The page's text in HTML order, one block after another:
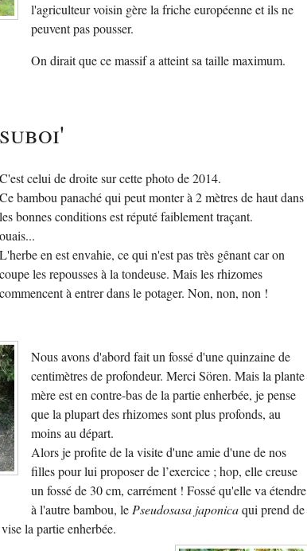
l'agriculteur voisin gère la friche européenne et ils ne
peuvent pas pousser.
On dirait que ce massif a atteint sa taille maximum.
C'est celui de droite sur cette photo de 2014.
Ce bambou panaché qui peut monter à 2 mètres de haut dans
les bonnes conditions est réputé faiblement traçant.
ouais...
L'herbe en est envahie, ce qui n'est pas très gênant car on
coupe les repousses à la tondeuse. Mais les rhizomes
commencent à entrer dans le potager. Non, non, non !
Nous avons d'abord fait un fossé d'une quinzaine de
centimètres de profondeur. Merci Sören. Mais la plante
mère est en contre-bas de la partie enherbée, je pense
que la plupart des rhizomes sont plus profonds, au
moins au départ.
Alors je profite de la visite d'une amie d'une de nos
filles pour lui proposer de l’exercice ; hop, elle creuse
un fossé de 30 cm, carrément ! Fossé qu'elle va étendre
à l'autre bambou, lePseudosasa japonicaqui prend de
la partie enherbée.